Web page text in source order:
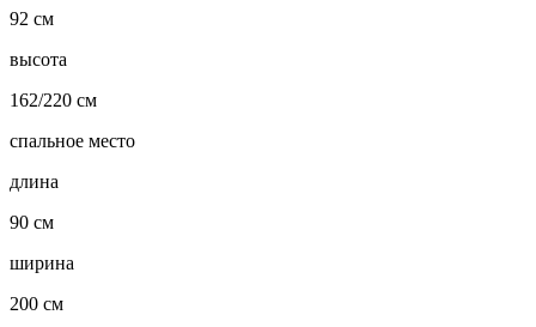
92 см
высота
162/220 см
спальное место
длина
90 см
ширина
200 см